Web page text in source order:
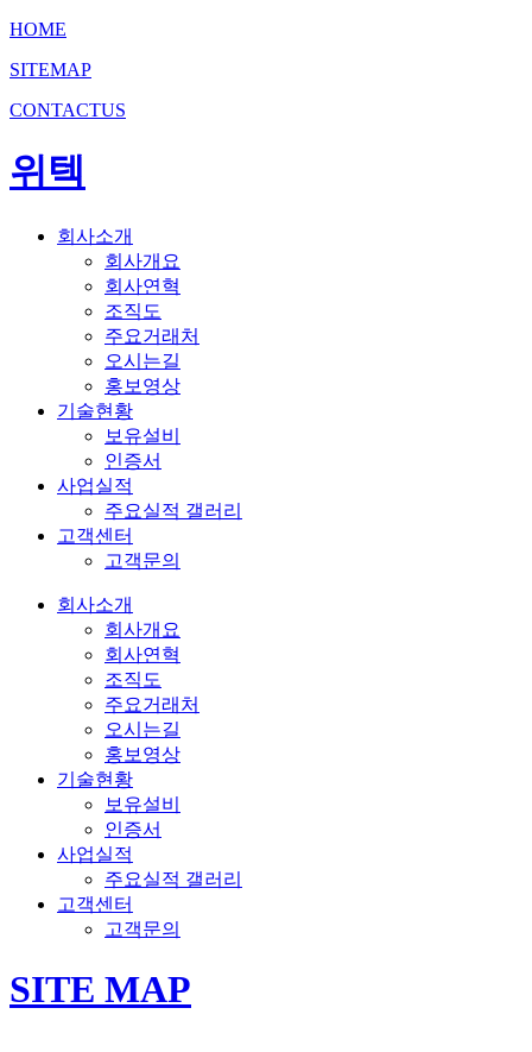
HOME
SITEMAP
CONTACTUS
위텍
회사소개
회사개요
회사연혁
조직도
주요거래처
오시는길
홍보영상
기술현황
보유설비
인증서
사업실적
주요실적 갤러리
고객센터
고객문의
회사소개
회사개요
회사연혁
조직도
주요거래처
오시는길
홍보영상
기술현황
보유설비
인증서
사업실적
주요실적 갤러리
고객센터
고객문의
SITE MAP